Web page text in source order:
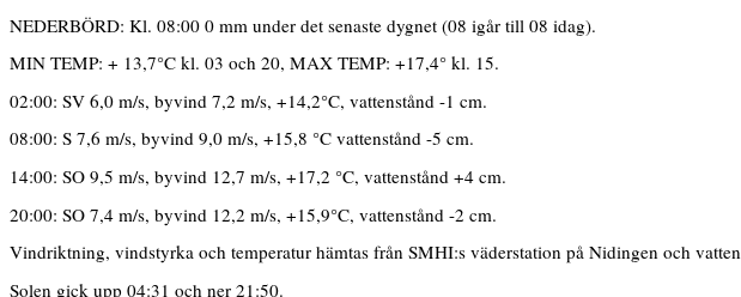
NEDERBÖRD: Kl. 08:00 0 mm under det senaste dygnet (08 igår till 08 idag).
MIN TEMP: + 13,7°C kl. 03 och 20, MAX TEMP: +17,4° kl. 15.
02:00: SV 6,0 m/s, byvind 7,2 m/s, +14,2°C, vattenstånd -1 cm.
08:00: S 7,6 m/s, byvind 9,0 m/s, +15,8 °C vattenstånd -5 cm.
14:00: SO 9,5 m/s, byvind 12,7 m/s, +17,2 °C, vattenstånd +4 cm.
20:00: SO 7,4 m/s, byvind 12,2 m/s, +15,9°C, vattenstånd -2 cm.
Vindriktning, vindstyrka och temperatur hämtas från SMHI:s väderstation på Nidingen och
Solen gick upp 04:31 och ner 21:50.